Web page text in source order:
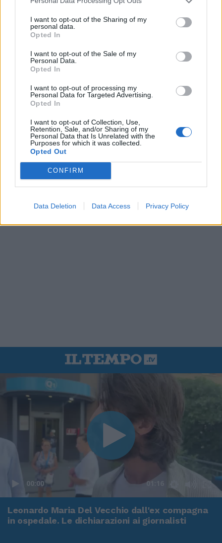
I want to opt-out of the Sharing of my
personal data.
Opted In
I want to opt-out of the Sale of my
Personal Data.
Opted In
I want to opt-out of processing my
Personal Data for Targeted Advertising.
Opted In
I want to opt-out of Collection, Use,
Retention, Sale, and/or Sharing of my
Personal Data that Is Unrelated with the
Purposes for which it was collected.
Opted Out
CONFIRM
Data Deletion Data Access Privacy Policy
00:00 01:16
Leonardo Maria Del Vecchio dall'ex compagna
in ospedale. Le dichiarazioni ai giornalisti